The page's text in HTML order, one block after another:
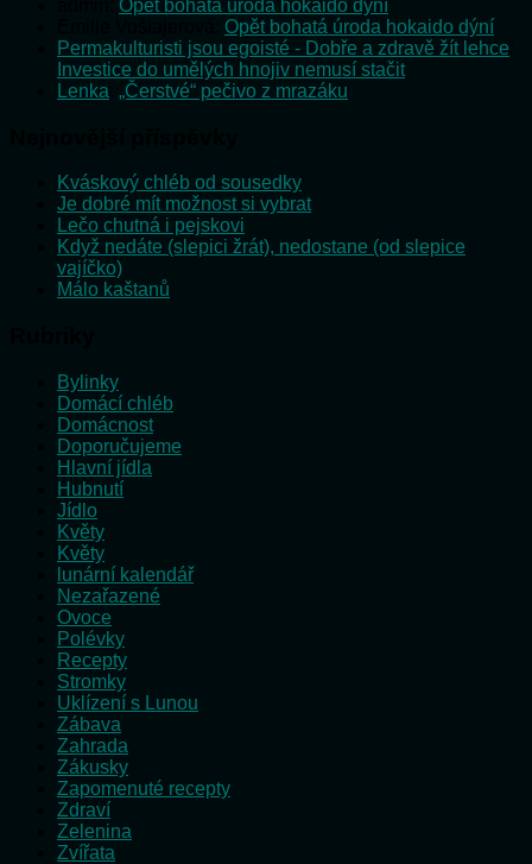
Opět bohatá úroda hokaido dýní
Opět bohatá úroda hokaido dýní
Permakulturisti jsou egoisté - Dobře a zdravě žít lehce
Investice do umělých hnojiv nemusí stačit
Lenka „Čerstvé“ pečivo z mrazáku
Kváskový chléb od sousedky
Je dobré mít možnost si vybrat
Lečo chutná i pejskovi
Když nedáte (slepici žrát), nedostane (od slepice
vajíčko)
Málo kaštanů
Bylinky
Domácí chléb
Domácnost
Doporučujeme
Hlavní jídla
Hubnutí
Jídlo
Květy
Květy
lunární kalendář
Nezařazené
Ovoce
Polévky
Recepty
Stromky
Uklízení s Lunou
Zábava
Zahrada
Zákusky
Zapomenuté recepty
Zdraví
Zelenina
Zvířata